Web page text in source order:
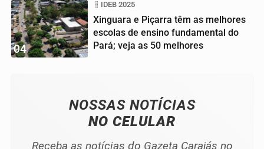
04
IDEB 2025
Xinguara e Piçarra têm as melhores
escolas de ensino fundamental do
Pará; veja as 50 melhores
NOSSAS NOTÍCIAS
NO CELULAR
Receba as notícias do Gazeta Carajás no